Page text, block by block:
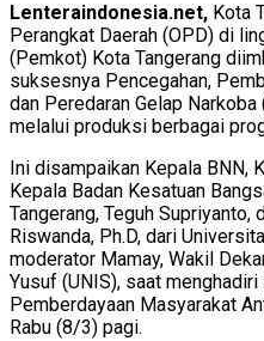
Lenteraindonesia.net, Kota
Perangkat Daerah (OPD) di
(Pemkot) Kota Tangerang
suksesnya Pencegahan,
dan Peredaran Gelap
melalui produksi berbagai
Ini disampaikan Kepala BNN,
Kepala Badan Kesatuan
Tangerang, Teguh Supriyanto,
Riswanda, Ph.D, dari
moderator Mamay, Wakil
Yusuf (UNIS), saat
Pemberdayaan Masyarakat
Rabu (8/3) pagi.